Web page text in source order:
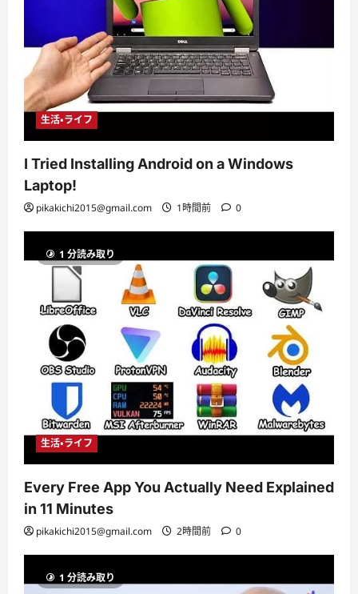
生活・ライフ
I Tried Installing Android on a Windows
Laptop!
pikakichi2015@gmail.com 1時間前 0
1 分読み取り
生活・ライフ
Every Free App You Actually Need Explained
in 11 Minutes
pikakichi2015@gmail.com 2時間前 0
1 分読み取り